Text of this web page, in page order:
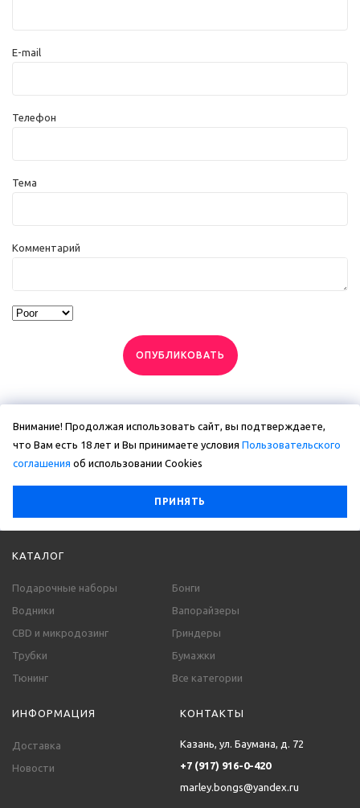
E-mail
Телефон
Тема
Комментарий
ОПУБЛИКОВАТЬ
Внимание! Продолжая использовать сайт, вы подтверждаете,
что Вам есть 18 лет и Вы принимаете условия Пользовательского
соглашения об использовании Сookies
ПРИНЯТЬ
КАТАЛОГ
Подарочные наборы
Бонги
Водники
Вапорайзеры
CBD и микродозинг
Гриндеры
Трубки
Бумажки
Тюнинг
Все категории
ИНФОРМАЦИЯ
Доставка
Новости
КОНТАКТЫ
Казань, ул. Баумана, д. 72
+7 (917) 916-0-420
marley.bongs@yandex.ru